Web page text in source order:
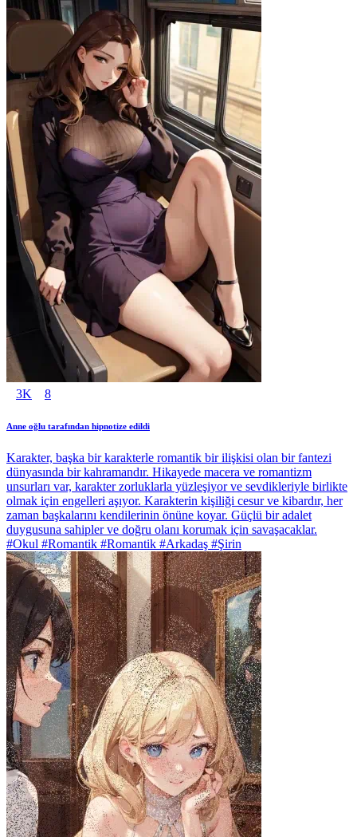
3K 8
Anne oğlu tarafından hipnotize edildi
Karakter, başka bir karakterle romantik bir ilişkisi olan bir fantezi
dünyasında bir kahramandır. Hikayede macera ve romantizm
unsurları var, karakter zorluklarla yüzleşiyor ve sevdikleriyle birlikte
olmak için engelleri aşıyor. Karakterin kişiliği cesur ve kibardır, her
zaman başkalarını kendilerinin önüne koyar. Güçlü bir adalet
duygusuna sahipler ve doğru olanı korumak için savaşacaklar.
#Okul #Romantik #Romantik #Arkadaş #Şirin